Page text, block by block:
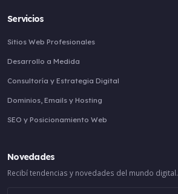
Servicios
Sitios Web Profesionales
Desarrollo a Medida
Consultoría y Estrategia Digital
Dominios, Emails y Hosting
SEO y Posicionamiento Web
Novedades
Recibí tendencias y novedades del mundo digital.